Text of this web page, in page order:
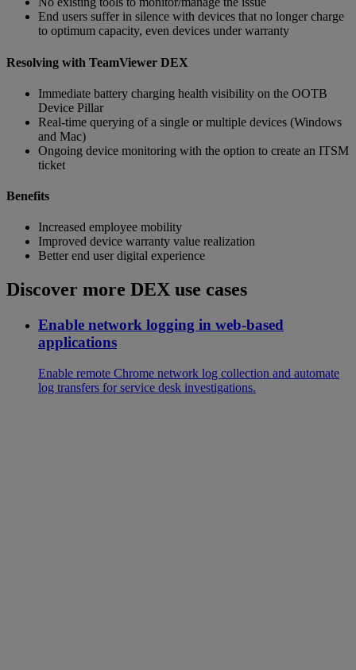
End users suffer in silence with devices that no longer charge
to optimum capacity, even devices under warranty
Resolving with TeamViewer DEX
Immediate battery charging health visibility on the OOTB
Device Pillar
Real-time querying of a single or multiple devices (Windows
and Mac)
Ongoing device monitoring with the option to create an ITSM
ticket
Benefits
Increased employee mobility
Improved device warranty value realization
Better end user digital experience
Discover more DEX use cases
Enable network logging in web-based
applications
Enable remote Chrome network log collection and automate
log transfers for service desk investigations.